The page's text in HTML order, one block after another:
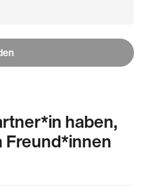
haben,
Freund*innen